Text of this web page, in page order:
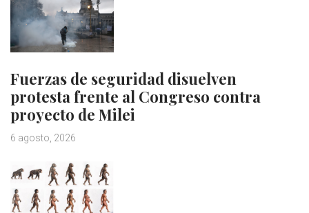
Fuerzas de seguridad disuelven
protesta frente al Congreso contra
proyecto de Milei
6 agosto, 2026